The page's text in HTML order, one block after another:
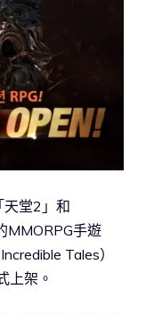
天堂2」和
MMORPG手遊
Tales）
上架。